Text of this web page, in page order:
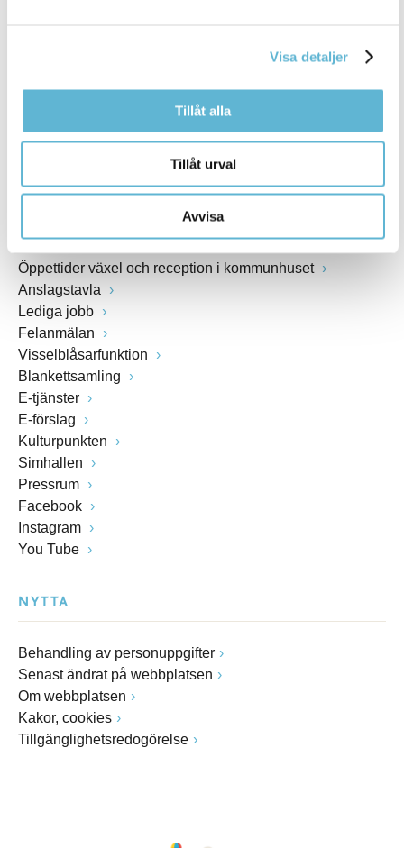
Visa detaljer
Tillåt alla
Tillåt urval
Avvisa
Fax: 0456-82 22 00
Öppettider växel och reception i kommunhuset
Anslagstavla
Lediga jobb
Felanmälan
Visselblåsarfunktion
Blankettsamling
E-tjänster
E-förslag
Kulturpunkten
Simhallen
Pressrum
Facebook
Instagram
You Tube
NYTTA
Behandling av personuppgifter
Senast ändrat på webbplatsen
Om webbplatsen
Kakor, cookies
Tillgänglighetsredogörelse